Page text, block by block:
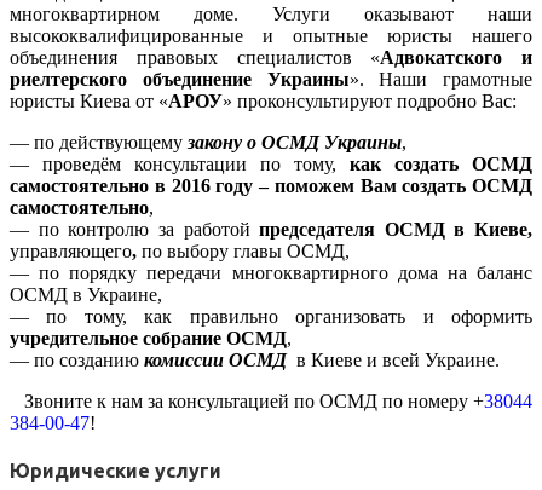
многоквартирном доме. Услуги оказывают наши
высококвалифицированные и опытные юристы нашего
объединения правовых специалистов «Адвокатского и
риелтерского объединение Украины». Наши грамотные
юристы Киева от «АРОУ» проконсультируют подробно Вас:
— по действующему закону о ОСМД Украины,
— проведём консультации по тому, как создать ОСМД
самостоятельно в 2016 году – поможем Вам создать ОСМД
самостоятельно,
— по контролю за работойпредседателя ОСМД в Киеве,
управляющего, по выбору главы ОСМД,
— по порядку передачи многоквартирного дома на баланс
ОСМД в Украине,
— по тому, как правильно организовать и оформить
учредительное собрание ОСМД,
— по созданию комиссии ОСМД в Киеве и всей Украине.
Звоните к нам за консультацией по ОСМД по номеру +38044
384-00-47!
Юридические услуги